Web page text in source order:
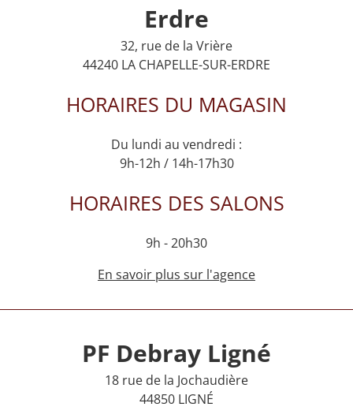
Erdre
32, rue de la Vrière
44240 LA CHAPELLE-SUR-ERDRE
HORAIRES DU MAGASIN
Du lundi au vendredi :
9h-12h / 14h-17h30
HORAIRES DES SALONS
9h - 20h30
En savoir plus sur l'agence
PF Debray Ligné
18 rue de la Jochaudière
44850 LIGNÉ